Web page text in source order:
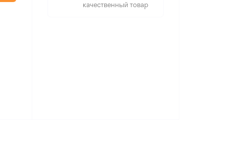
качественный товар